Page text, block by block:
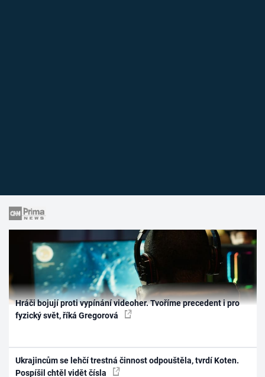
Hráči bojují proti vypínání videoher. Tvoříme precedent i pro
fyzický svět, říká Gregorová
Ukrajincům se lehčí trestná činnost odpouštěla, tvrdí Koten.
Pospíšil chtěl vidět čísla